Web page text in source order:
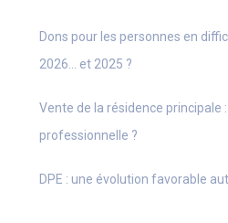
Dons pour les personnes en
2026… et 2025 ?
Vente de la résidence principale
professionnelle ?
DPE : une évolution favorable